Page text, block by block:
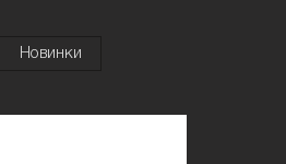
Новинки